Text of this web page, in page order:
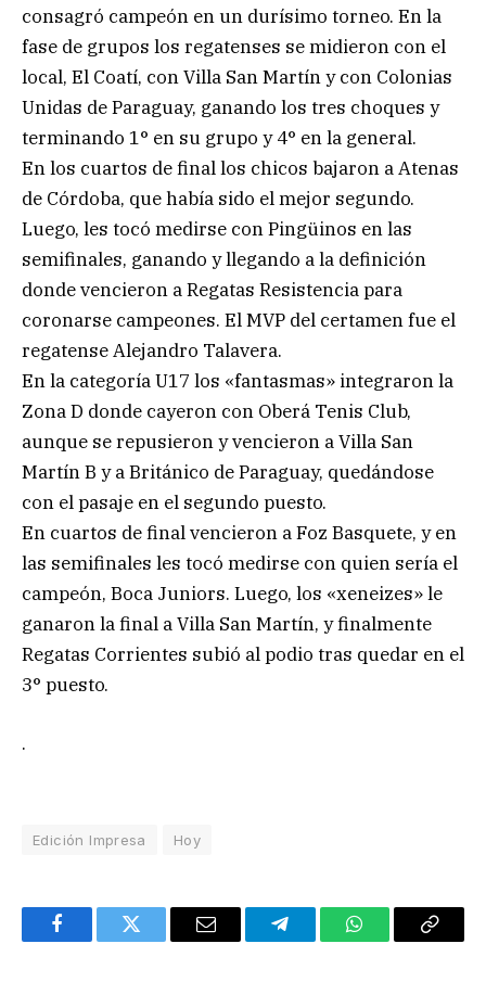
consagró campeón en un durísimo torneo. En la
fase de grupos los regatenses se midieron con el
local, El Coatí, con Villa San Martín y con Colonias
Unidas de Paraguay, ganando los tres choques y
terminando 1° en su grupo y 4° en la general.
En los cuartos de final los chicos bajaron a Atenas
de Córdoba, que había sido el mejor segundo.
Luego, les tocó medirse con Pingüinos en las
semifinales, ganando y llegando a la definición
donde vencieron a Regatas Resistencia para
coronarse campeones. El MVP del certamen fue el
regatense Alejandro Talavera.
En la categoría U17 los «fantasmas» integraron la
Zona D donde cayeron con Oberá Tenis Club,
aunque se repusieron y vencieron a Villa San
Martín B y a Británico de Paraguay, quedándose
con el pasaje en el segundo puesto.
En cuartos de final vencieron a Foz Basquete, y en
las semifinales les tocó medirse con quien sería el
campeón, Boca Juniors. Luego, los «xeneizes» le
ganaron la final a Villa San Martín, y finalmente
Regatas Corrientes subió al podio tras quedar en el
3° puesto.
.
Edición Impresa Hoy
FacebookTwitter Email TelegramWhatsAppCopy